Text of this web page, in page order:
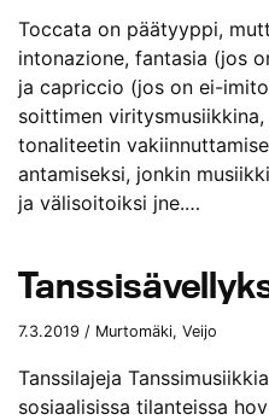
Toccata on päätyyppi,
intonazione, fantasia (jos
ja capriccio (jos on ei-
soittimen
tonaliteetin
antamiseksi, jonkin
ja välisoitoiksi jne.…
7.3.2019 / Murtomäki, Veijo
Tanssilajeja
sosiaalisissa tilanteissa